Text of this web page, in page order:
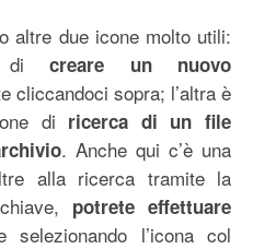
altre due icone molto utili:
di creare un nuovo
cliccandoci sopra; l’altra è
di ricerca di un file
. Anche qui c’è una
alla ricerca tramite la
potrete effettuare
selezionando l’icona col